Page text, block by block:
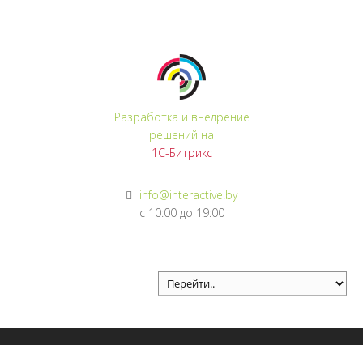
Разработка и внедрение
решений на
1С-Битрикс
info@interactive.by
с 10:00 до 19:00